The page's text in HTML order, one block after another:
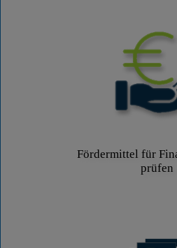
Fördermittel für
prüfen